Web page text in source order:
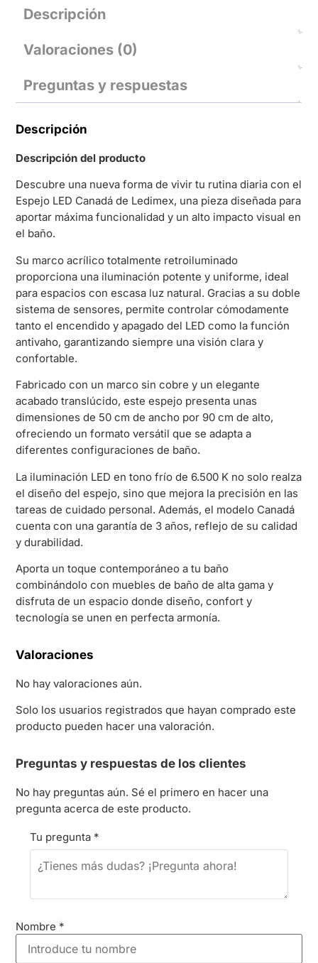
Descripción
Valoraciones (0)
Preguntas y respuestas
Descripción
Descripción del producto
Descubre una nueva forma de vivir tu rutina diaria con el
Espejo LED Canadá de Ledimex, una pieza diseñada para
aportar máxima funcionalidad y un alto impacto visual en
el baño.
Su marco acrílico totalmente retroiluminado
proporciona una iluminación potente y uniforme, ideal
para espacios con escasa luz natural. Gracias a su doble
sistema de sensores, permite controlar cómodamente
tanto el encendido y apagado del LED como la función
antivaho, garantizando siempre una visión clara y
confortable.
Fabricado con un marco sin cobre y un elegante
acabado translúcido, este espejo presenta unas
dimensiones de 50 cm de ancho por 90 cm de alto,
ofreciendo un formato versátil que se adapta a
diferentes configuraciones de baño.
La iluminación LED en tono frío de 6.500 K no solo realza
el diseño del espejo, sino que mejora la precisión en las
tareas de cuidado personal. Además, el modelo Canadá
cuenta con una garantía de 3 años, reflejo de su calidad
y durabilidad.
Aporta un toque contemporáneo a tu baño
combinándolo con muebles de baño de alta gama y
disfruta de un espacio donde diseño, confort y
tecnología se unen en perfecta armonía.
Valoraciones
No hay valoraciones aún.
Solo los usuarios registrados que hayan comprado este
producto pueden hacer una valoración.
Preguntas y respuestas de los clientes
No hay preguntas aún. Sé el primero en hacer una
pregunta acerca de este producto.
Tu pregunta *
Nombre *